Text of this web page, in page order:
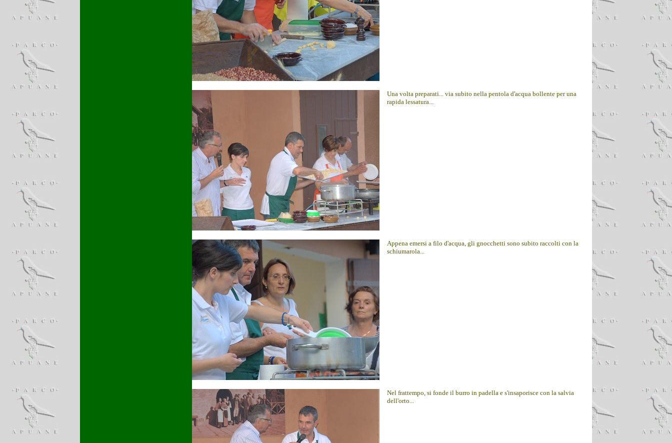
Una volta preparati... via subito nella pentola d'acqua bollente per una
rapida lessatura...
Appena emersi a filo d'acqua, gli gnocchetti sono subito raccolti con la
schiumarola...
Nel frattempo, si fonde il burro in padella e s'insaporisce con la salvia
dell'orto...